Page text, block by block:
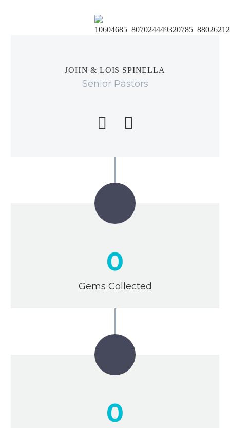
JOHN & LOIS SPINELLA
Senior Pastors
0
Gems Collected
0